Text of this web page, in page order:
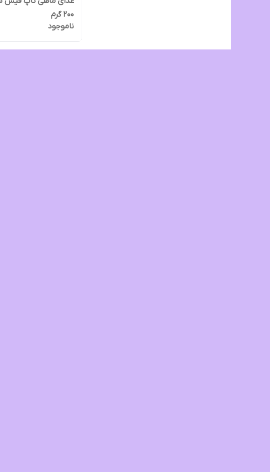
200 گرم
ناموجود